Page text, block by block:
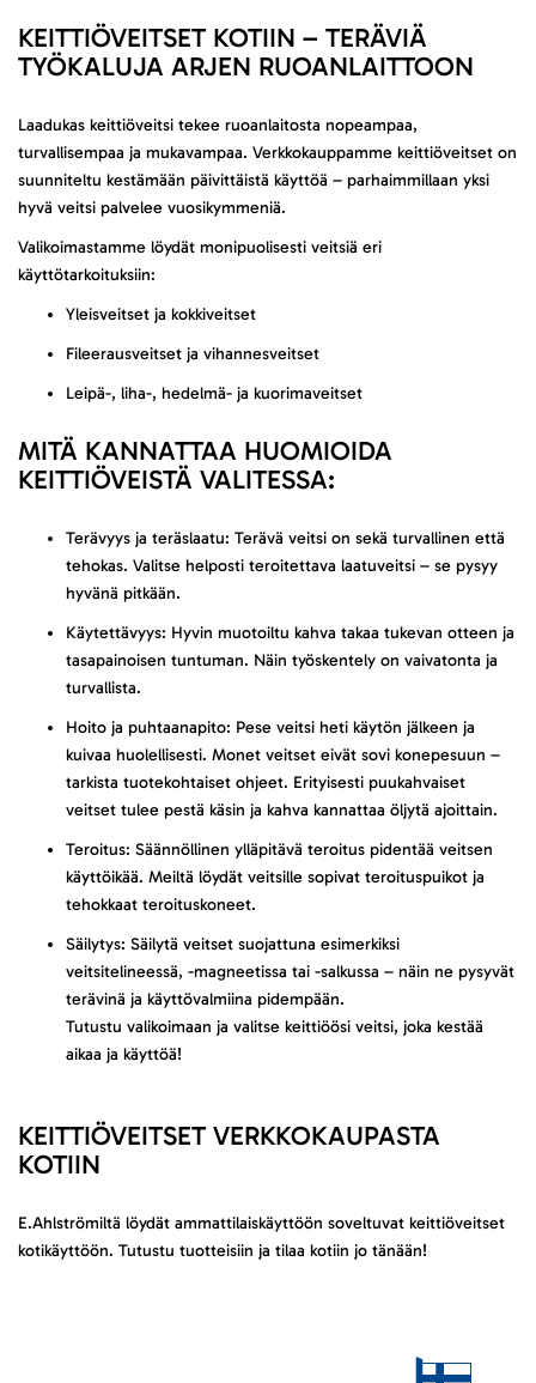
KEITTIÖVEITSET KOTIIN – TERÄVIÄ
TYÖKALUJA ARJEN RUOANLAITTOON
Laadukas keittiöveitsi tekee ruoanlaitosta nopeampaa,
turvallisempaa ja mukavampaa. Verkkokauppamme keittiöveitset on
suunniteltu kestämään päivittäistä käyttöä – parhaimmillaan yksi
hyvä veitsi palvelee vuosikymmeniä.
Valikoimastamme löydät monipuolisesti veitsiä eri
käyttötarkoituksiin:
Yleisveitset ja kokkiveitset
Fileerausveitset ja vihannesveitset
Leipä-, liha-, hedelmä- ja kuorimaveitset
MITÄ KANNATTAA HUOMIOIDA
KEITTIÖVEISTÄ VALITESSA:
Terävyys ja teräslaatu: Terävä veitsi on sekä turvallinen että
tehokas. Valitse helposti teroitettava laatuveitsi – se pysyy
hyvänä pitkään.
Käytettävyys: Hyvin muotoiltu kahva takaa tukevan otteen ja
tasapainoisen tuntuman. Näin työskentely on vaivatonta ja
turvallista.
Hoito ja puhtaanapito: Pese veitsi heti käytön jälkeen ja
kuivaa huolellisesti. Monet veitset eivät sovi konepesuun –
tarkista tuotekohtaiset ohjeet. Erityisesti puukahvaiset
veitset tulee pestä käsin ja kahva kannattaa öljytä ajoittain.
Teroitus: Säännöllinen ylläpitävä teroitus pidentää veitsen
käyttöikää. Meiltä löydät veitsille sopivat teroituspuikot ja
tehokkaat teroituskoneet.
Säilytys: Säilytä veitset suojattuna esimerkiksi
veitsitelineessä, -magneetissa tai -salkussa – näin ne pysyvät
terävinä ja käyttövalmiina pidempään.
Tutustu valikoimaan ja valitse keittiöösi veitsi, joka kestää
aikaa ja käyttöä!
KEITTIÖVEITSET VERKKOKAUPASTA
KOTIIN
E.Ahlströmiltä löydät ammattilaiskäyttöön soveltuvat keittiöveitset
kotikäyttöön. Tutustu tuotteisiin ja tilaa kotiin jo tänään!